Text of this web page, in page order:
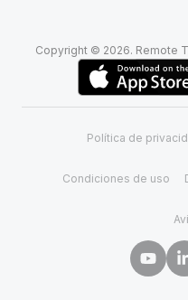
Copyright © 2026. Remote
Política de
Condiciones de uso